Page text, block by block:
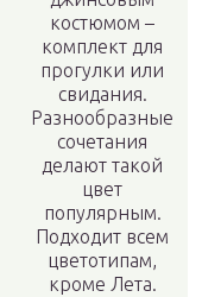
костюмом –
комплект для
прогулки или
свидания.
Разнообразные
сочетания
делают такой
цвет
популярным.
Подходит всем
цветотипам,
кроме Лета.